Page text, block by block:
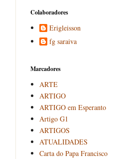
Colaboradores
Erigleisson
fg saraiva
Marcadores
ARTE
ARTIGO
ARTIGO em Esperanto
Artigo G1
ARTIGOS
ATUALIDADES
Carta do Papa Francisco